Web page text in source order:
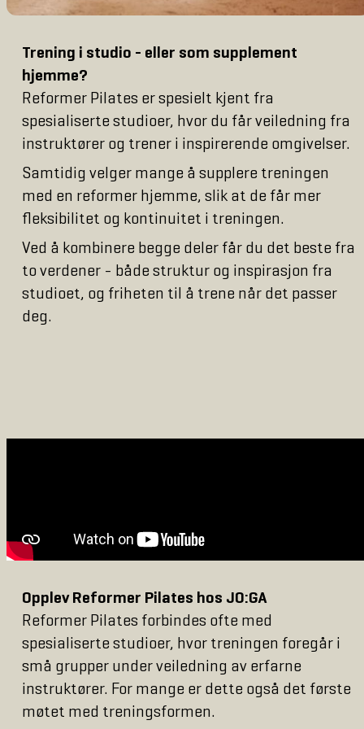
Trening i studio - eller som supplement
hjemme?
Reformer Pilates er spesielt kjent fra
spesialiserte studioer, hvor du får veiledning fra
instruktører og trener i inspirerende omgivelser.
Samtidig velger mange å supplere treningen
med en reformer hjemme, slik at de får mer
fleksibilitet og kontinuitet i treningen.
Ved å kombinere begge deler får du det beste fra
to verdener - både struktur og inspirasjon fra
studioet, og friheten til å trene når det passer
deg.
Opplev Reformer Pilates hos JO:GA
Reformer Pilates forbindes ofte med
spesialiserte studioer, hvor treningen foregår i
små grupper under veiledning av erfarne
instruktører. For mange er dette også det første
møtet med treningsformen.